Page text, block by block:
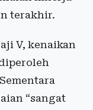
terakhir.
V, kenaikan
“sangat